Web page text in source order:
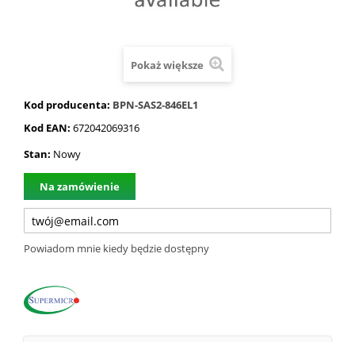
Pokaż większe
Kod producenta: BPN-SAS2-846EL1
Kod EAN: 672042069316
Stan: Nowy
Na zamówienie
Powiadom mnie kiedy będzie dostępny